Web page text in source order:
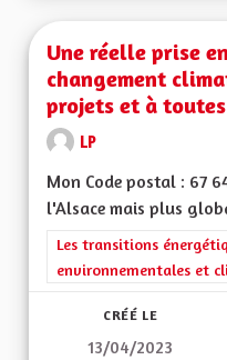
Une réelle prise
changement
projets et à
LP
Mon Code postal : 67
l'Alsace mais plus
Filtrer les résultats de
Les transitions
environnementales et
CRÉÉ LE
13/04/2023